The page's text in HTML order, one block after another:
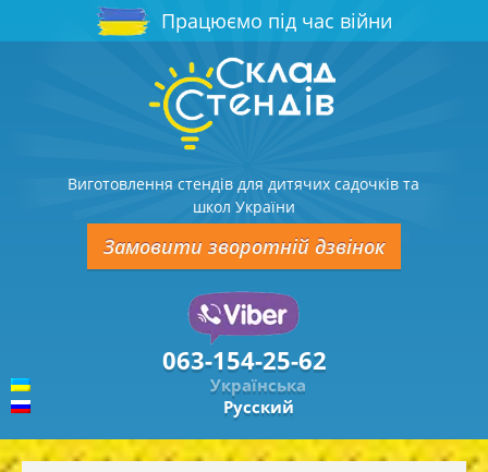
Працюємо під час війни
Виготовлення стендів для дитячих садочків та
школ України
Замовити зворотній дзвінок
063-154-25-62
Українська
Русский